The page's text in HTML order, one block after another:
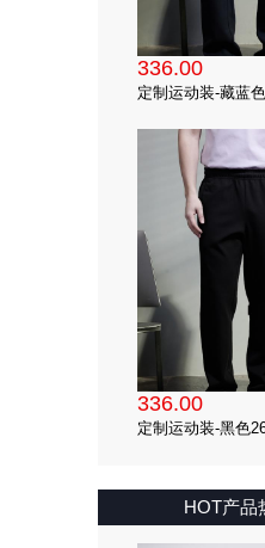
336.00
定制运动装-藏蓝
（92.5%聚酯氨纶
336.00
定制运动装-黑色
HOT产品